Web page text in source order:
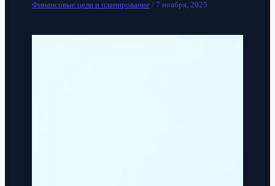
Финансовые цели и планирование /7 ноября, 2025